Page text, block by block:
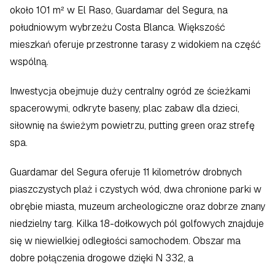
około 101 m² w El Raso, Guardamar del Segura, na
południowym wybrzeżu Costa Blanca. Większość
mieszkań oferuje przestronne tarasy z widokiem na część
wspólną.
Inwestycja obejmuje duży centralny ogród ze ścieżkami
spacerowymi, odkryte baseny, plac zabaw dla dzieci,
siłownię na świeżym powietrzu, putting green oraz strefę
spa.
Guardamar del Segura oferuje 11 kilometrów drobnych
piaszczystych plaż i czystych wód, dwa chronione parki w
obrębie miasta, muzeum archeologiczne oraz dobrze znany
niedzielny targ. Kilka 18-dołkowych pól golfowych znajduje
się w niewielkiej odległości samochodem. Obszar ma
dobre połączenia drogowe dzięki N 332, a